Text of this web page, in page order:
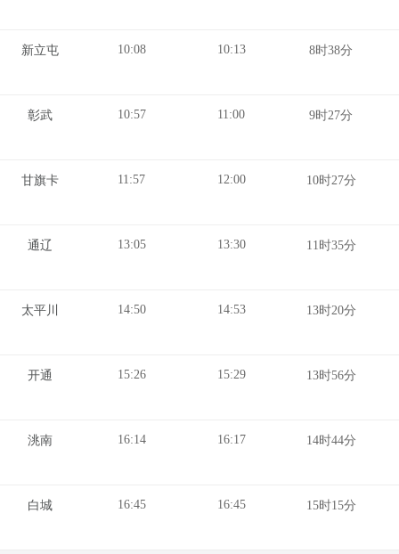
新立屯 10:08 10:13 8时38分
彰武 10:57 11:00 9时27分
甘旗卡 11:57 12:00 10时27分
通辽 13:05 13:30 11时35分
太平川 14:50 14:53 13时20分
开通 15:26 15:29 13时56分
洮南 16:14 16:17 14时44分
白城 16:45 16:45 15时15分